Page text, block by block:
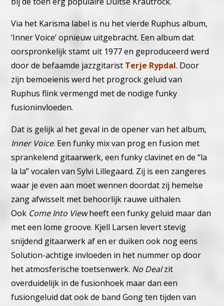
Via het Karisma label is nu het vierde Ruphus album,
‘Inner Voice’ opnieuw uitgebracht. Een album dat
oorspronkelijk stamt uit 1977 en geproduceerd werd
door de befaamde jazzgitarist Terje Rypdal. Door
zijn bemoeienis werd het progrock geluid van
Ruphus flink vermengd met de nodige funky
fusioninvloeden.
Dat is gelijk al het geval in de opener van het album,
Inner Voice. Een funky mix van prog en fusion met
sprankelend gitaarwerk, een funky clavinet en de “la
la la” vocalen van Sylvi Lillegaard. Zij is een zangeres
waar je even aan moet wennen doordat zij hemelse
zang afwisselt met behoorlijk rauwe uithalen.
Ook Come Into Viewheeft een funky geluid maar dan
met een lome groove. Kjell Larsen levert stevig
snijdend gitaarwerk af en er duiken ook nog eens
Solution-achtige invloeden in het nummer op door
het atmosferische toetsenwerk. No Dealzit
overduidelijk in de fusionhoek maar dan een
fusiongeluid dat ook de band Gong ten tijden van